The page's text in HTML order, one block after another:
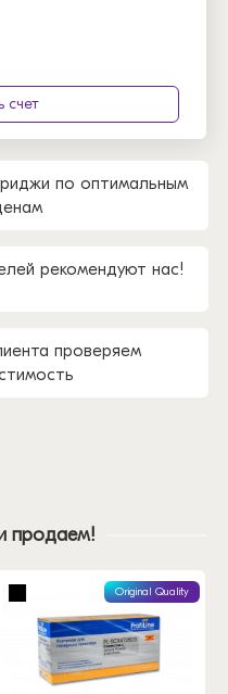
счет
по оптимальным
рекомендуют нас!
проверяем
продаем!
Original Quality